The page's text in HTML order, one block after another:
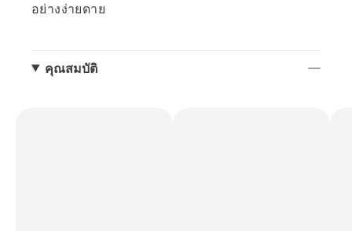
อย่างง่ายดาย
คุณสมบัติ